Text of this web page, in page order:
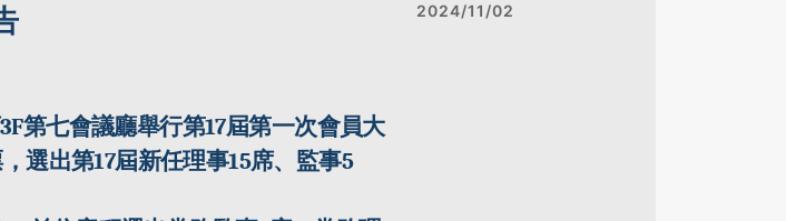
3F第七會議廳舉行第17屆第一次會員大
選出第17屆新任理事15席、監事5
2024/11/02